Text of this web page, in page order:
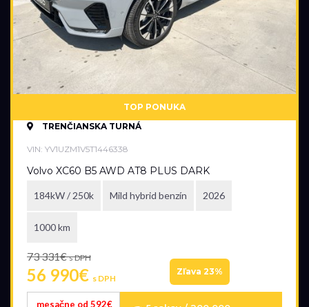
TOP PONUKA
TRENČIANSKA TURNÁ
VIN: YV1UZM1V5T1446338
Volvo XC60 B5 AWD AT8 PLUS DARK
184kW / 250k Mild hybrid benzín 2026
1000 km
73 331€s DPH
56 990€ s DPH
Zľava 23%
mesačne od 592€